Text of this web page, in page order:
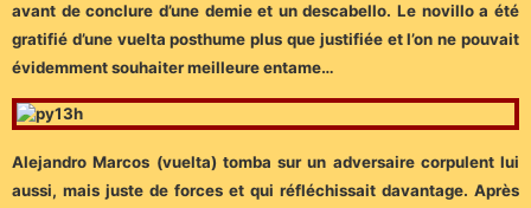
avant de conclure d’une demie et un descabello. Le novillo a été
gratifié d’une vuelta posthume plus que justifiée et l’on ne pouvait
évidemment souhaiter meilleure entame…
Alejandro Marcos (vuelta) tomba sur un adversaire corpulent lui
aussi, mais juste de forces et qui réfléchissait davantage. Après